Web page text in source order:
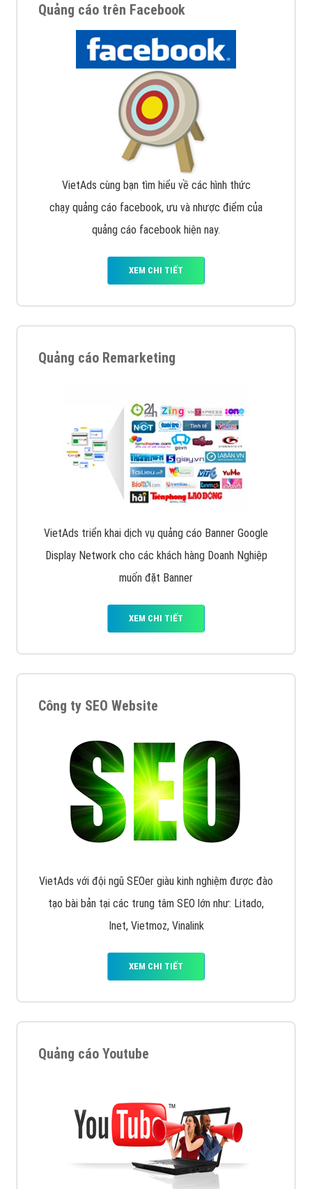
Quảng cáo trên Facebook
VietAds cùng bạn tìm hiểu về các hình thức
chạy quảng cáo facebook, ưu và nhược điểm của
quảng cáo facebook hiện nay.
XEM CHI TIẾT
Quảng cáo Remarketing
VietAds triển khai dịch vụ quảng cáo Banner Google
Display Network cho các khách hàng Doanh Nghiệp
muốn đặt Banner
XEM CHI TIẾT
Công ty SEO Website
VietAds với đội ngũ SEOer giàu kinh nghiệm được đào
tạo bài bản tại các trung tâm SEO lớn như: Litado,
Inet, Vietmoz, Vinalink
XEM CHI TIẾT
Quảng cáo Youtube